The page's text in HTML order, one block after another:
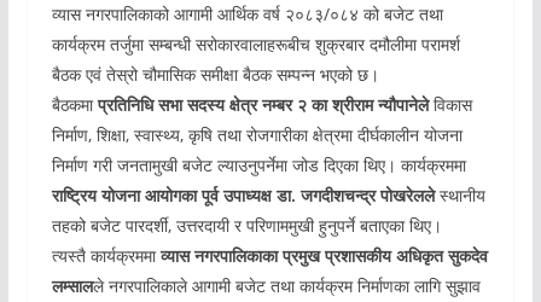
व्यास नगरपालिकाको आगामी आर्थिक वर्ष २०८३/०८४ को बजेट तथा
कार्यक्रम तर्जुमा सम्बन्धी सरोकारवालाहरूबीच शुक्रबार दमौलीमा परामर्श
बैठक एवं तेस्रो चौमासिक समीक्षा बैठक सम्पन्न भएको छ।
बैठकमाप्रतिनिधि सभा सदस्य क्षेत्र नम्बर २ का श्रीराम न्यौपानेलेविकास
निर्माण, शिक्षा, स्वास्थ्य, कृषि तथा रोजगारीका क्षेत्रमा दीर्घकालीन योजना
निर्माण गरी जनतामुखी बजेट ल्याउनुपर्नेमा जोड दिएका थिए। कार्यक्रममा
राष्ट्रिय योजना आयोगका पूर्व उपाध्यक्ष डा. जगदीशचन्द्र पोखरेललेस्थानीय
तहको बजेट पारदर्शी, उत्तरदायी र परिणाममुखी हुनुपर्ने बताएका थिए।
त्यस्तै कार्यक्रममाव्यास नगरपालिकाका प्रमुख प्रशासकीय अधिकृत सुकदेव
लम्सालले नगरपालिकाले आगामी बजेट तथा कार्यक्रम निर्माणका लागि सुझाव